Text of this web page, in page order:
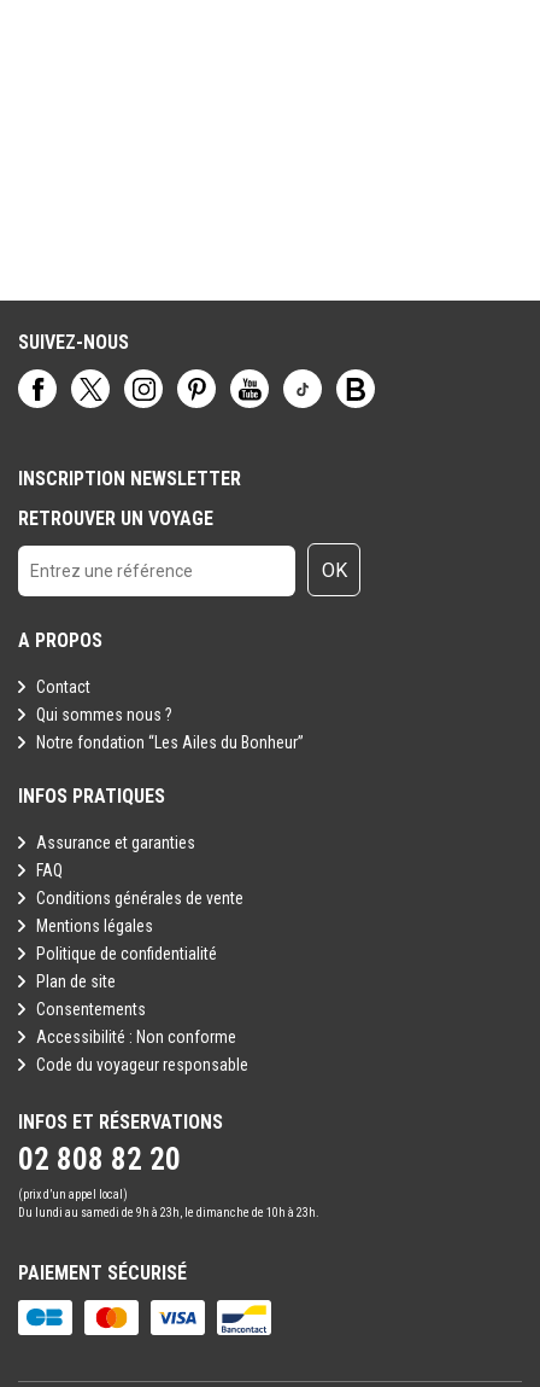
SUIVEZ-NOUS
INSCRIPTION NEWSLETTER
RETROUVER UN VOYAGE
OK
A PROPOS
Contact
Qui sommes nous ?
Notre fondation “Les Ailes du Bonheur”
INFOS PRATIQUES
Assurance et garanties
FAQ
Conditions générales de vente
Mentions légales
Politique de confidentialité
Plan de site
Consentements
Accessibilité : Non conforme
Code du voyageur responsable
INFOS ET RÉSERVATIONS
02 808 82 20
(prix d’un appel local)
Du lundi au samedi de 9h à 23h, le dimanche de 10h à 23h.
PAIEMENT SÉCURISÉ